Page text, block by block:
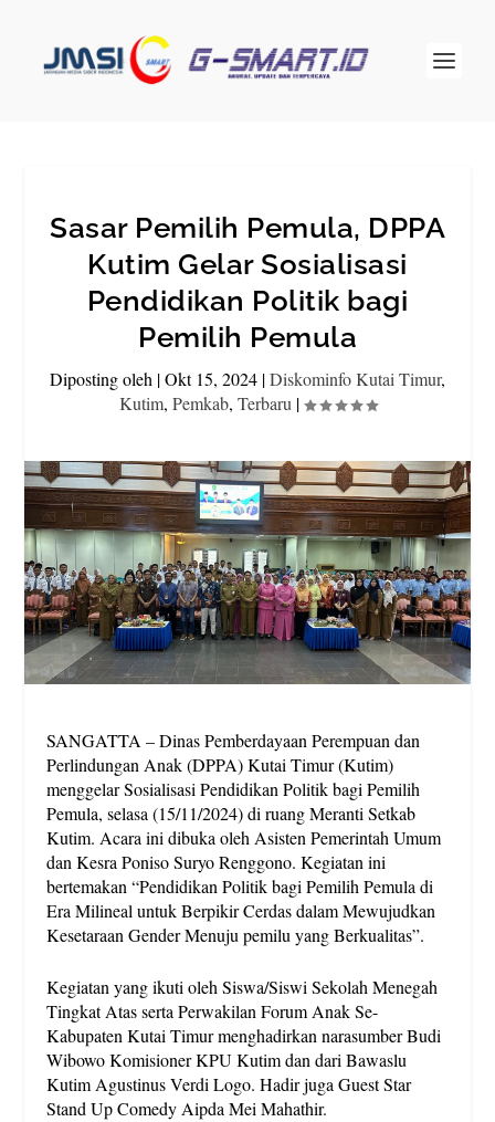
Sasar Pemilih Pemula, DPPA
Kutim Gelar Sosialisasi
Pendidikan Politik bagi
Pemilih Pemula
Diposting oleh |Okt 15, 2024 |Diskominfo Kutai Timur,
Kutim, Pemkab, Terbaru |
SANGATTA – Dinas Pemberdayaan Perempuan dan
Perlindungan Anak (DPPA) Kutai Timur (Kutim)
menggelar Sosialisasi Pendidikan Politik bagi Pemilih
Pemula, selasa (15/11/2024) di ruang Meranti Setkab
Kutim. Acara ini dibuka oleh Asisten Pemerintah Umum
dan Kesra Poniso Suryo Renggono. Kegiatan ini
bertemakan “Pendidikan Politik bagi Pemilih Pemula di
Era Milineal untuk Berpikir Cerdas dalam Mewujudkan
Kesetaraan Gender Menuju pemilu yang Berkualitas”.
Kegiatan yang ikuti oleh Siswa/Siswi Sekolah Menegah
Tingkat Atas serta Perwakilan Forum Anak Se-
Kabupaten Kutai Timur menghadirkan narasumber Budi
Wibowo Komisioner KPU Kutim dan dari Bawaslu
Kutim Agustinus Verdi Logo. Hadir juga Guest Star
Stand Up Comedy Aipda Mei Mahathir.